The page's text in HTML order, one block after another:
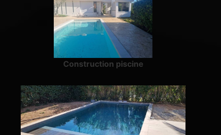
Construction piscine